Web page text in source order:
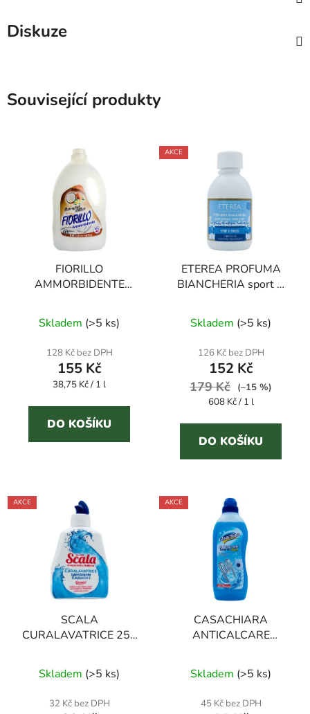
Diskuze
Související produkty
FIORILLO
AMMORBIDENTE
hodnocení
produktu
je
3,1
z
5
hvězdiček.
Skladem (>5 ks)
128 Kč bez DPH
155 Kč
Měrná
38,75 Kč / 1 l
DO KOŠÍKU
AKCE
ETEREA PROFUMA
BIANCHERIA sport &
na prádlo
Skladem (>5 ks)
126 Kč bez DPH
152 Kč
179 Kč
(–15 %)
Měrná
608 Kč / 1 l
DO KOŠÍKU
AKCE
SCALA
CURALAVATRICE 250
Skladem (>5 ks)
32 Kč bez DPH
AKCE
CASACHIARA
ANTICALCARE
ml odvápňovač pračky
Skladem (>5 ks)
45 Kč bez DPH